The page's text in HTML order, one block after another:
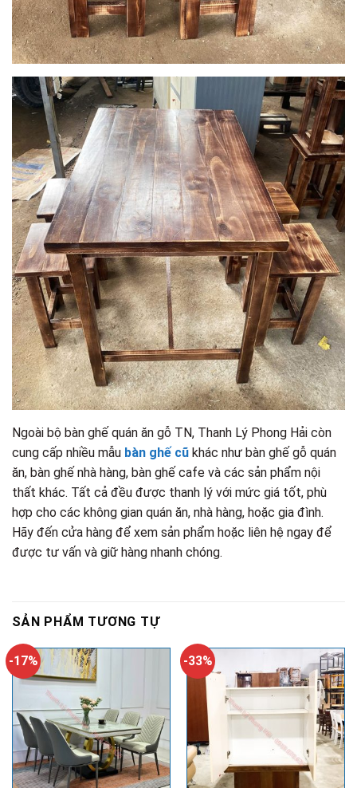
Ngoài bộ bàn ghế quán ăn gỗ TN, Thanh Lý Phong Hải còn
cung cấp nhiều mẫu bàn ghế cũ khác như bàn ghế gỗ quán
ăn, bàn ghế nhà hàng, bàn ghế cafe và các sản phẩm nội
thất khác. Tất cả đều được thanh lý với mức giá tốt, phù
hợp cho các không gian quán ăn, nhà hàng, hoặc gia đình.
Hãy đến cửa hàng để xem sản phẩm hoặc liên hệ ngay để
được tư vấn và giữ hàng nhanh chóng.
SẢN PHẨM TƯƠNG TỰ
-17% -33%